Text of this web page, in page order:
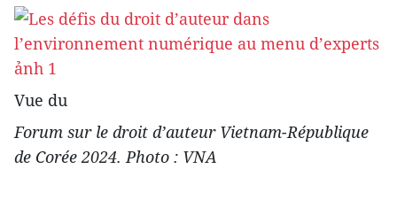
Vue du
Forum sur le droit d’auteur Vietnam-République
de Corée 2024. Photo : VNA